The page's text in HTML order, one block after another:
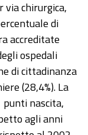
via chirurgica,
di
accreditate
ospedali
di cittadinanza
(28,4%). La
nascita,
agli anni